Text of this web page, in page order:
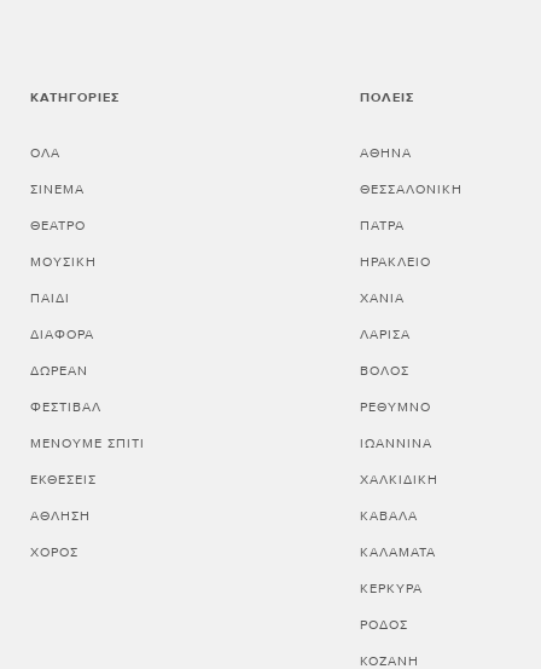
ΚΑΤΗΓΟΡΊΕΣ
ΌΛΑ
ΣΙΝΕΜΆ
ΘΈΑΤΡΟ
ΜΟΥΣΙΚΉ
ΠΑΙΔΊ
ΔΙΆΦΟΡΑ
ΔΩΡΕΆΝ
ΦΕΣΤΙΒΆΛ
ΜΈΝΟΥΜΕ ΣΠΊΤΙ
ΕΚΘΈΣΕΙΣ
ΆΘΛΗΣΗ
ΧΟΡΌΣ
ΠΌΛΕΙΣ
ΑΘΗΝΑ
ΘΕΣΣΑΛΟΝΙΚΗ
ΠΑΤΡΑ
ΗΡΑΚΛΕΙΟ
ΧΑΝΙΑ
ΛΑΡΙΣΑ
ΒΟΛΟΣ
ΡΕΘΥΜΝΟ
ΙΩΑΝΝΙΝΑ
ΧΑΛΚΙΔΙΚΗ
ΚΑΒΑΛΑ
ΚΑΛΑΜΑΤΑ
ΚΕΡΚΥΡΑ
ΡΟΔΟΣ
ΚΟΖΑΝΗ